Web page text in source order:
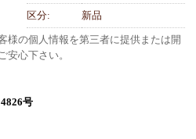
区分: 新品
様の個人情報を第三者に提供または開
安心下さい。
号